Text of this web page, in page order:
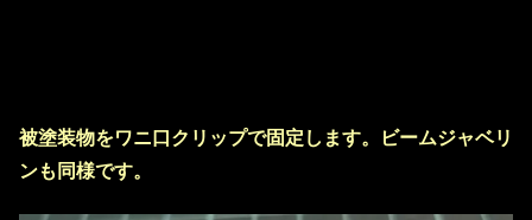
被塗装物をワニ口クリップで固定します。ビームジャベリ
ンも同様です。